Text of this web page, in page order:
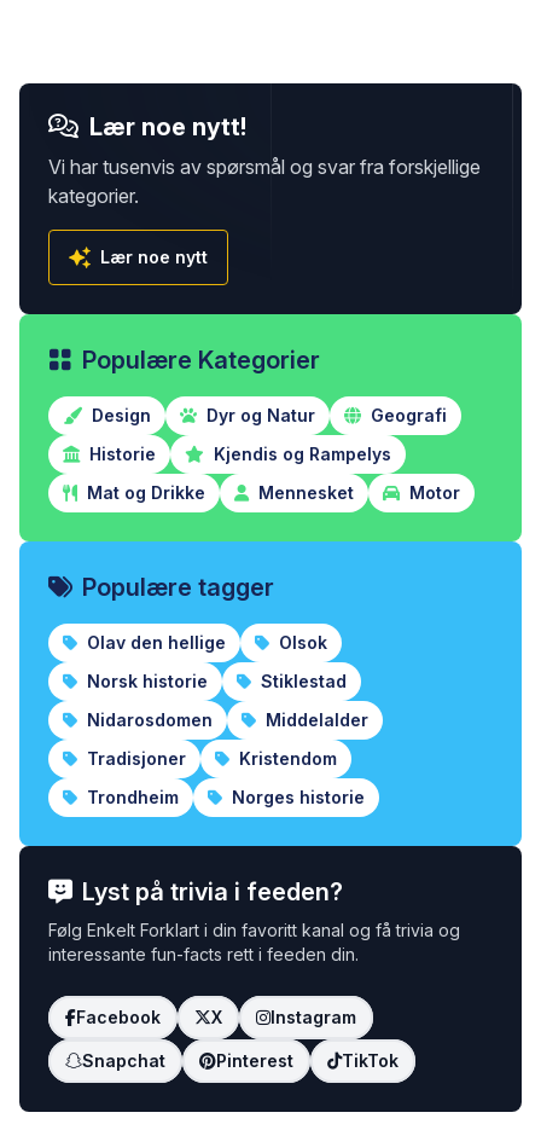
Lær noe nytt!
Vi har tusenvis av spørsmål og svar fra forskjellige
kategorier.
Lær noe nytt
Populære Kategorier
Design Dyr og Natur
Geografi
Historie
Kjendis og Rampelys
Mat og Drikke
Mennesket Motor
Populære tagger
Olav den hellige
Olsok
Norsk historie
Stiklestad
Nidarosdomen
Middelalder
Tradisjoner
Kristendom
Trondheim
Norges historie
Lyst på trivia i feeden?
Følg Enkelt Forklart i din favoritt kanal og få trivia og
interessante fun-facts rett i feeden din.
Facebook X Instagram
Snapchat Pinterest TikTok